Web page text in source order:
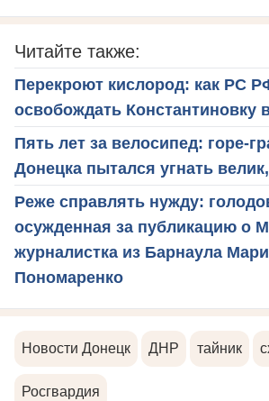
Читайте также:
Перекроют кислород: как РС
освобождать Константиновку
Пять лет за велосипед: горе-
Донецка пытался угнать
Реже справлять нужду:
осужденная за публикацию о
журналистка из Барнаула
Пономаренко
Новости Донецк ДНР тайник
Росгвардия